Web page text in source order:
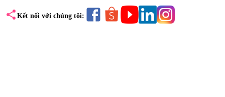
share Kết nối với chúng tôi: